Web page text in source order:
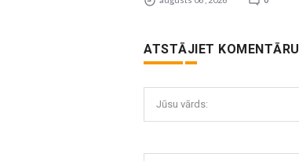
ATSTĀJIET KOMENTĀRU
Jūsu vārds: